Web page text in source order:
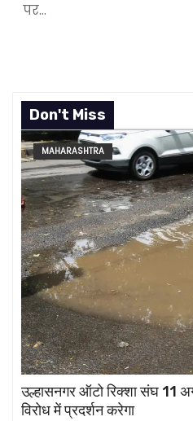
पर…
Don't Miss
MAHARASHTRA
उल्हासनगर ऑटो रिक्शा संघ 11
विरोध में प्रदर्शन करेगा